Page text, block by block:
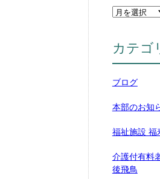
カテゴ
ブログ
本部のお知
福祉施設 福
介護付有料
後飛鳥